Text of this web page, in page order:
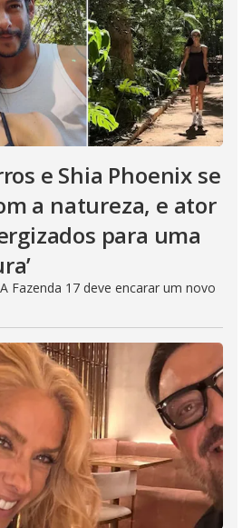
e Shia Phoenix se
a natureza, e ator
para uma
Fazenda 17 deve encarar um novo